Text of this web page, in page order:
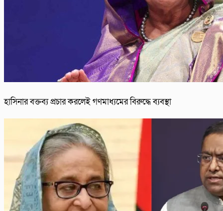
হাসিনার বক্তব্য প্রচার করলেই গণমাধ্যমের বিরুদ্ধে ব্যবস্থা